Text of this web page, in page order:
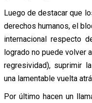
Luego de destacar que
derechos humanos, el
internacional respecto
logrado no puede volver
regresividad), suprimir
una lamentable vuelta
Por último hacen un